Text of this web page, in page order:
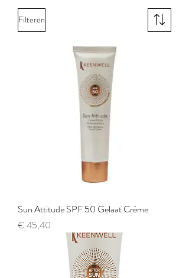
Filteren
Sun Attitude SPF 50 Gelaat Crème
Prijs
€ 45,40